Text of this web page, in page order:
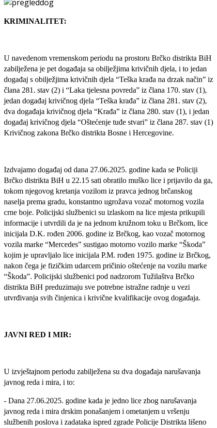
KRIMINALITET:
U navedenom vremenskom periodu na prostoru Brčko distrikta BiH
zabilježena je pet događaja sa obilježjima krivičnih djela, i to jedan
događaj s obilježjima krivičnih djela “Teška krađa na drzak način” iz
člana 281. stav (2) i “Laka tjelesna povreda” iz člana 170. stav (1),
jedan događaj krivičnog djela “Teška krađa” iz člana 281. stav (2),
dva događaja krivičnog djela “Krađa” iz člana 280. stav (1), i jedan
događaj krivičnog djela “Oštećenje tuđe stvari” iz člana 287. stav (1)
Krivičnog zakona Brčko distrikta Bosne i Hercegovine.
Izdvajamo događaj od dana 27.06.2025. godine kada se Policiji
Brčko distrikta BiH u 22.15 sati obratilo muško lice i prijavilo da ga,
tokom njegovog kretanja vozilom iz pravca jednog brčanskog
naselja prema gradu, konstantno ugrožava vozač motornog vozila
crne boje. Policijski službenici su izlaskom na lice mjesta prikupili
informacije i utvrdili da je na jednom kružnom toku u Brčkom, lice
inicijala D.K. rođen 2006. godine iz Brčkog, kao vozač motornog
vozila marke “Mercedes” sustigao motorno vozilo marke “Škoda”
kojim je upravljalo lice inicijala P.M. rođen 1975. godine iz Brčkog,
nakon čega je fizičkim udarcem pričinio oštećenje na vozilu marke
“Škoda”. Policijski službenici pod nadzorom Tužilaštva Brčko
distrikta BiH preduzimaju sve potrebne istražne radnje u vezi
utvrđivanja svih činjenica i krivične kvalifikacije ovog događaja.
JAVNI RED I MIR:
U izvještajnom periodu zabilježena su dva događaja narušavanja
javnog reda i mira, i to:
- Dana 27.06.2025. godine kada je jedno lice zbog narušavanja
javnog reda i mira drskim ponašanjem i ometanjem u vršenju
službenih poslova i zadataka ispred zgrade Policije Distrikta lišeno